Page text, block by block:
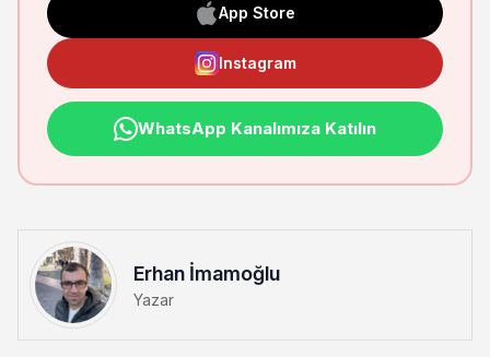
App Store
Instagram
WhatsApp Kanalımıza Katılın
Erhan İmamoğlu
Yazar